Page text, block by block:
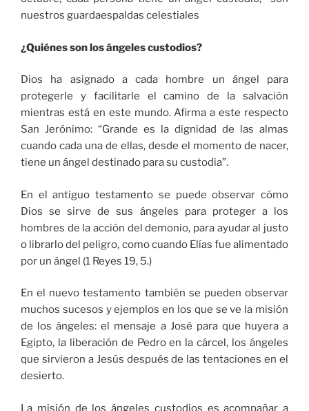
nuestros guardaespaldas celestiales
¿Quiénes son los ángeles custodios?
Dios ha asignado a cada hombre un ángel para
protegerle y facilitarle el camino de la salvación
mientras está en este mundo. Afirma a este respecto
San Jerónimo: “Grande es la dignidad de las almas
cuando cada una de ellas, desde el momento de nacer,
tiene un ángel destinado para su custodia”.
En el antiguo testamento se puede observar cómo
Dios se sirve de sus ángeles para proteger a los
hombres de la acción del demonio, para ayudar al justo
o librarlo del peligro, como cuando Elías fue alimentado
por un ángel (1 Reyes 19, 5.)
En el nuevo testamento también se pueden observar
muchos sucesos y ejemplos en los que se ve la misión
de los ángeles: el mensaje a José para que huyera a
Egipto, la liberación de Pedro en la cárcel, los ángeles
que sirvieron a Jesús después de las tentaciones en el
desierto.
La misión de los ángeles custodios es acompañar a